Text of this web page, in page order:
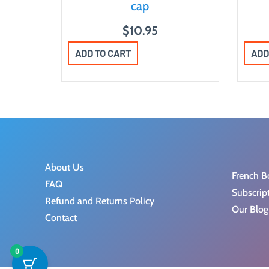
cap
$10.95
ADD TO CART
About Us
FAQ
Refund and Returns Policy
Contact
French
Our Blog
0